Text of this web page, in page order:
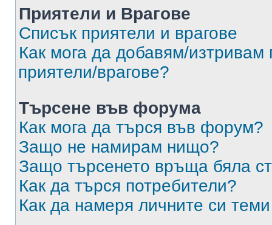
Приятели и Врагове
Списък приятели и врагове
Как мога да добавям/изтривам
приятели/врагове?
Търсене във форума
Как мога да търся във форум?
Защо не намирам нищо?
Защо търсенето връща бяла
Как да търся потребители?
Как да намеря личните си